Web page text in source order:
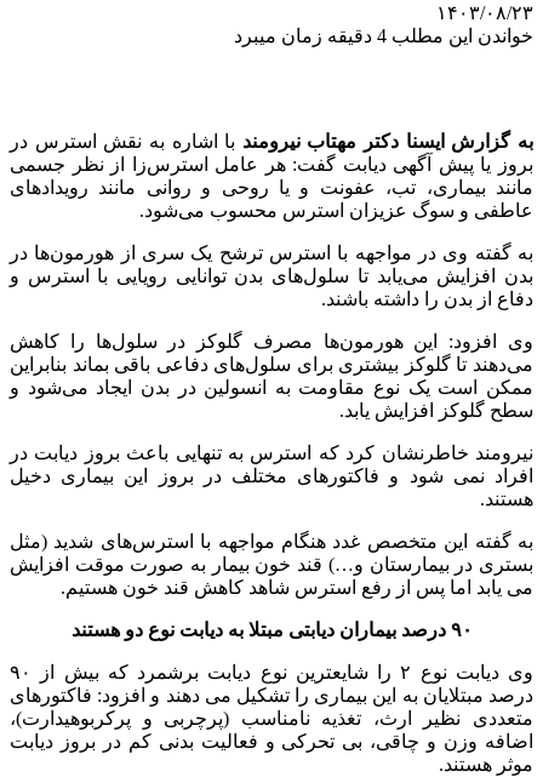
۱۴۰۳/۰۸/۲۳
خواندن این مطلب 4 دقیقه زمان میبرد
به گزارش ایسنا دکتر مهتاب نیرومند با اشاره به نقش استرس در
بروز یا پیش آگهی دیابت گفت: هر عامل استرس‌زا از نظر جسمی
مانند بیماری، تب، عفونت و یا روحی و روانی مانند رویدادهای
عاطفی و سوگ عزیزان استرس محسوب می‌شود.
به گفته وی در مواجهه با استرس ترشح یک سری از هورمون‌ها در
بدن افزایش می‌یابد تا سلول‌های بدن توانایی رویایی با استرس و
دفاع از بدن را داشته باشند.
وی افزود: این هورمون‌ها مصرف گلوکز در سلول‌ها را کاهش
می‌دهند تا گلوکز بیشتری برای سلول‌های دفاعی باقی بماند بنابراین
ممکن است یک نوع مقاومت به انسولین در بدن ایجاد می‌شود و
سطح گلوکز افزایش یابد.
نیرومند خاطرنشان کرد که استرس به تنهایی باعث بروز دیابت در
افراد نمی شود و فاکتورهای مختلف در بروز این بیماری دخیل
هستند.
به گفته این متخصص غدد هنگام مواجهه با استرس‌های شدید (مثل
بستری در بیمارستان و…) قند خون بیمار به صورت موقت افزایش
می یابد اما پس از رفع استرس شاهد کاهش قند خون هستیم.
۹۰ درصد بیماران دیابتی مبتلا به دیابت نوع دو هستند
وی دیابت نوع ۲ را شایعترین نوع دیابت برشمرد که بیش از ۹۰
درصد مبتلایان به این بیماری را تشکیل می دهند و افزود: فاکتورهای
متعددی نظیر ارث، تغذیه نامناسب (پرچربی و پرکربوهیدارت)،
اضافه وزن و چاقی، بی تحرکی و فعالیت بدنی کم در بروز دیابت
موثر هستند.